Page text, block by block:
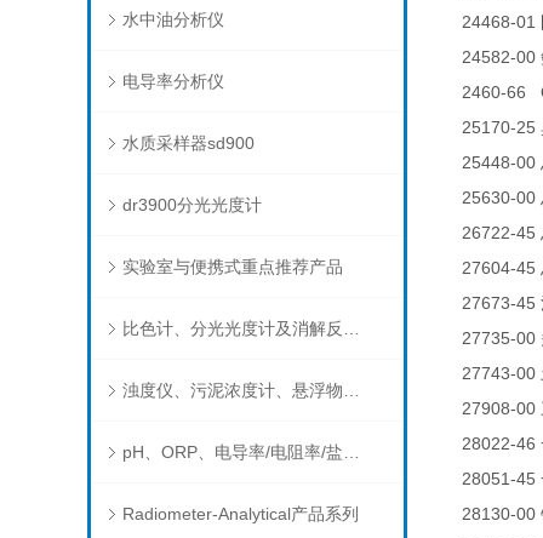
水中油分析仪
电导率分析仪
水质采样器sd900
dr3900分光光度计
实验室与便携式重点推荐产品
Radiometer-Analytical产品系列
24468-01
24582-00
2460-66
25170-25
25448-00
25630-00
26722-45
27604-45
27673-45
27735-00
27743-00
27908-00
28022-46
28051-45
28130-00